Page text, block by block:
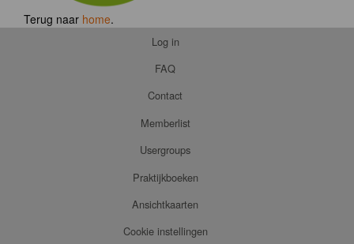
Terug naar home.
Log in
FAQ
Contact
Memberlist
Usergroups
Praktijkboeken
Ansichtkaarten
Cookie instellingen